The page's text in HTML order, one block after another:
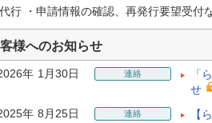
行 ・申請情報の確認、再発行要望受付
様へのお知らせ
年 1月30日 連絡
「
せ
年 8月25日
連絡
【